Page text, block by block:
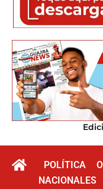
POLÍTICA
NACIONALES